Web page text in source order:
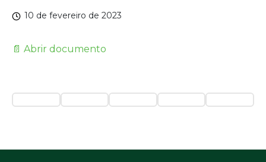
10 de fevereiro de 2023
📄 Abrir documento